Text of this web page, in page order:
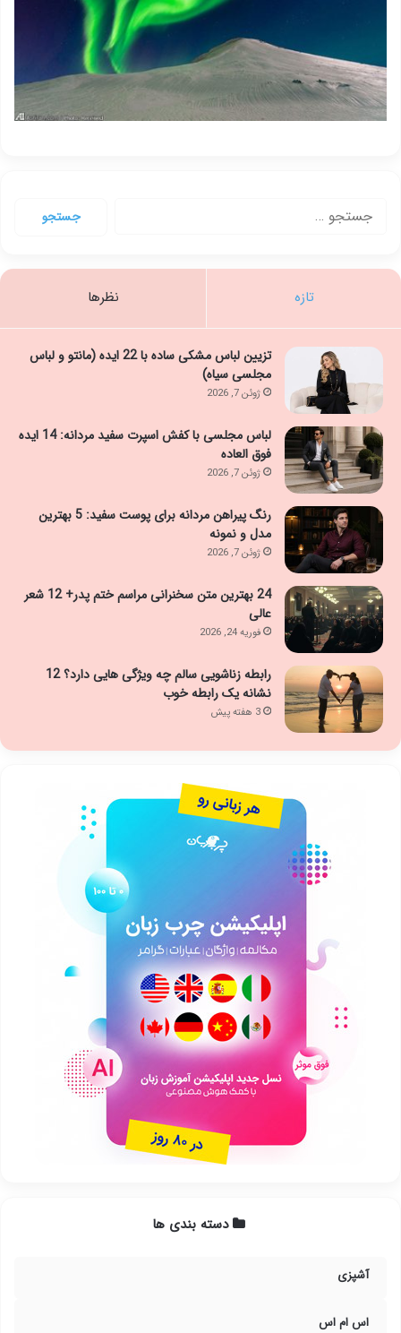
تازه نظرها
تزیین لباس مشکی ساده با 22 ایده (مانتو و لباس
مجلسی سیاه)
ژوئن 7, 2026
لباس مجلسی با کفش اسپرت سفید مردانه: 14 ایده
فوق العاده
ژوئن 7, 2026
رنگ پیراهن مردانه برای پوست سفید: 5 بهترین
مدل و نمونه
ژوئن 7, 2026
24 بهترین متن سخنرانی مراسم ختم پدر+ 12 شعر
عالی
فوریه 24, 2026
رابطه زناشویی سالم چه ویژگی هایی دارد؟ 12
نشانه یک رابطه خوب
3 هفته پیش
دسته بندی ها
آشپزی
اس ام اس